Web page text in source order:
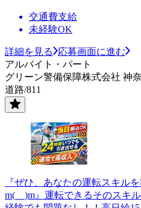
交通費支給
未経験OK
詳細を見る
応募画面に進む
アルバイト・パート
グリーン警備保障株式会社 神
道路/811
『ぜひ、あなたの運転スキル
m(__)m』運転できるそのスキ